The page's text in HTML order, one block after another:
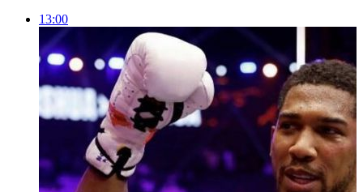
13:00